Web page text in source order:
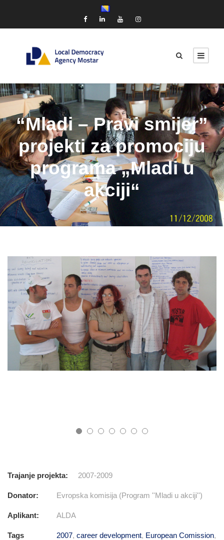
“Mladi – Pravi smijer”
projekti za promociju
programa „Mladi u
akciji“
Trajanje projekta: 2007-2009
Donator: Evropska komisija (Program ''Mladi u akciji'')
Aplikant: ALDA
Tags 2007, career development, European Comission,